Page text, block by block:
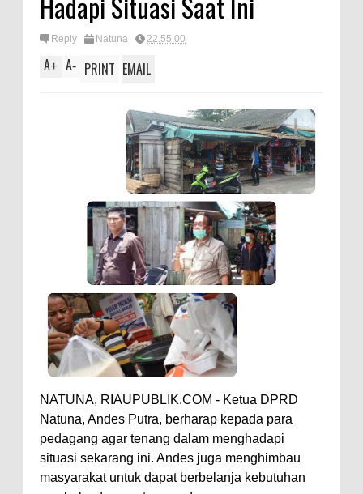
Reply Natuna 22.55.00
A+ A- PRINT EMAIL
NATUNA, RIAUPUBLIK.COM - Ketua DPRD
Natuna, Andes Putra, berharap kepada para
pedagang agar tenang dalam menghadapi
situasi sekarang ini. Andes juga menghimbau
masyarakat untuk dapat berbelanja kebutuhan